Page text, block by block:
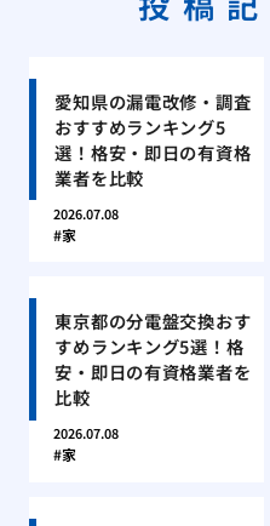
愛知県の漏電改修・調査
おすすめランキング5
選！格安・即日の有資格
業者を比較
2026.07.08
家
東京都の分電盤交換おす
すめランキング5選！格
安・即日の有資格業者を
比較
2026.07.08
家